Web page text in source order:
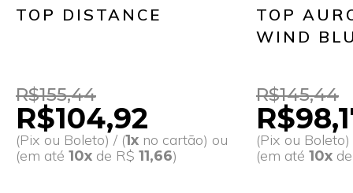
TOP DISTANCE
R$155,44
R$104,92
(Pix ou Boleto) / (1x no cartão) ou
(em até 10x de R$ 11,66)
TOP
WIND
R$145,44
(Pix ou Boleto)
(em até 10x